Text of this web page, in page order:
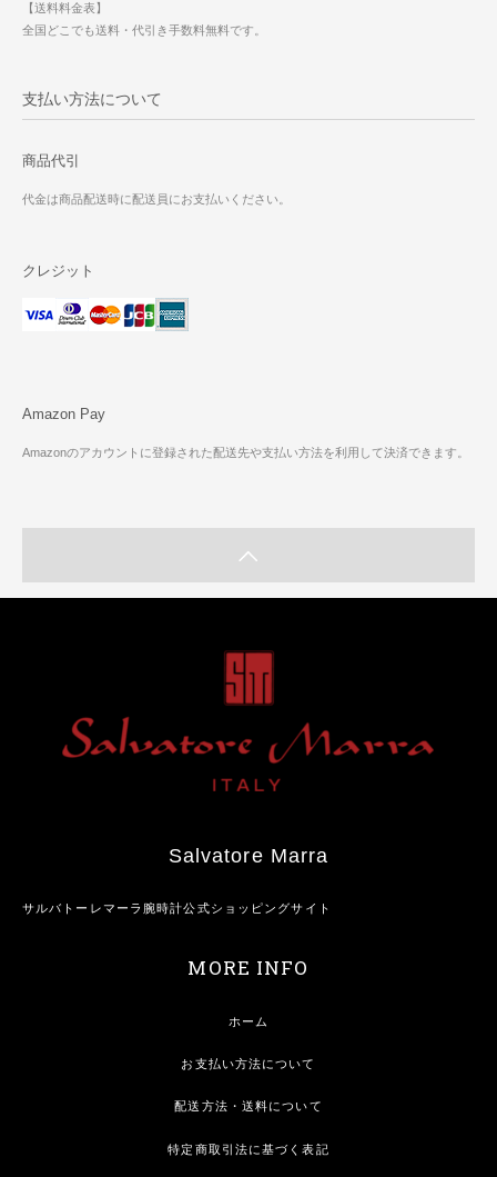
【送料料金表】
全国どこでも送料・代引き手数料無料です。
支払い方法について
商品代引
代金は商品配送時に配送員にお支払いください。
クレジット
Amazon Pay
Amazonのアカウントに登録された配送先や支払い方法を利用して決済できます。
Salvatore Marra
サルバトーレマーラ腕時計公式ショッピングサイト
MORE INFO
ホーム
お支払い方法について
配送方法・送料について
特定商取引法に基づく表記